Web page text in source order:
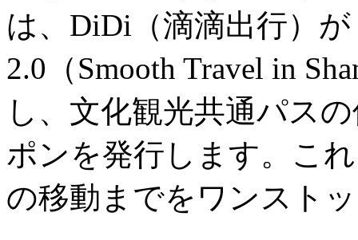
は、DiDi（滴滴出行）
2.0（Smooth Travel in
し、文化観光共通パス
ポンを発行します。こ
の移動までをワンスト